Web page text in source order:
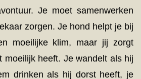
Je moet samenwerken
zorgen. Je hond helpt je bij
moeilijke klim, maar jij zorgt
moeilijk heeft. Je wandelt als hij
drinken als hij dorst heeft, je